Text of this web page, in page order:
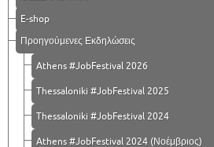
E-shop
Προηγούμενες Εκδηλώσεις
Athens #JobFestival 2026
Thessaloniki #JobFestival 2025
Thessaloniki #JobFestival 2024
Athens #JobFestival 2024 (Νοέμβριος)